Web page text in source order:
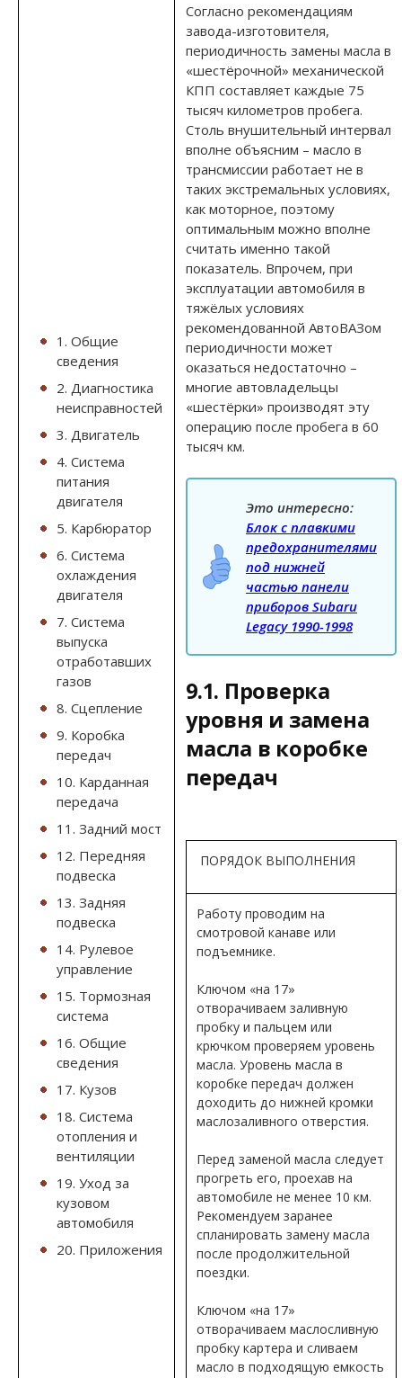
1. Общие
сведения
2. Диагностика
неисправностей
3. Двигатель
4. Система
питания
двигателя
5. Карбюратор
6. Система
охлаждения
двигателя
7. Система
выпуска
отработавших
газов
8. Сцепление
9. Коробка
передач
10. Карданная
передача
11. Задний мост
12. Передняя
подвеска
13. Задняя
подвеска
14. Рулевое
управление
15. Тормозная
система
16. Общие
сведения
17. Кузов
18. Система
отопления и
вентиляции
19. Уход за
кузовом
автомобиля
20. Приложения
Согласно рекомендациям
завода-изготовителя,
периодичность замены масла в
«шестёрочной» механической
КПП составляет каждые 75
тысяч километров пробега.
Столь внушительный интервал
вполне объясним – масло в
трансмиссии работает не в
таких экстремальных условиях,
как моторное, поэтому
оптимальным можно вполне
считать именно такой
показатель. Впрочем, при
эксплуатации автомобиля в
тяжёлых условиях
рекомендованной АвтоВАЗом
периодичности может
оказаться недостаточно –
многие автовладельцы
«шестёрки» производят эту
операцию после пробега в 60
тысяч км.
Это интересно:
Блок с плавкими
предохранителями
под нижней
частью панели
приборов Subaru
Legacy 1990-1998
9.1. Проверка
уровня и замена
масла в коробке
передач
ПОРЯДОК ВЫПОЛНЕНИЯ
Работу проводим на
смотровой канаве или
подъемнике.
Ключом «на 17»
отворачиваем заливную
пробку и пальцем или
крючком проверяем уровень
масла. Уровень масла в
коробке передач должен
доходить до нижней кромки
маслозаливного отверстия.
Перед заменой масла следует
прогреть его, проехав на
автомобиле не менее 10 км.
Рекомендуем заранее
спланировать замену масла
после продолжительной
поездки.
Ключом «на 17»
отворачиваем маслосливную
пробку картера и сливаем
масло в подходящую емкость